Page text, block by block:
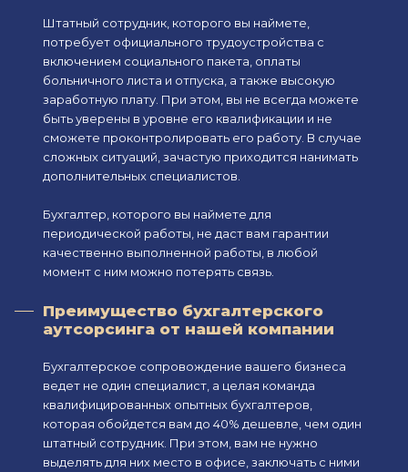
Штатный сотрудник, которого вы наймете,
потребует официального трудоустройства с
включением социального пакета, оплаты
больничного листа и отпуска, а также высокую
заработную плату. При этом, вы не всегда можете
быть уверены в уровне его квалификации и не
сможете проконтролировать его работу. В случае
сложных ситуаций, зачастую приходится нанимать
дополнительных специалистов.
Бухгалтер, которого вы наймете для
периодической работы, не даст вам гарантии
качественно выполненной работы, в любой
момент с ним можно потерять связь.
Преимущество бухгалтерского
аутсорсинга от нашей компании
Бухгалтерское сопровождение вашего бизнеса
ведет не один специалист, а целая команда
квалифицированных опытных бухгалтеров,
которая обойдется вам до 40% дешевле, чем один
штатный сотрудник. При этом, вам не нужно
выделять для них место в офисе, заключать с ними